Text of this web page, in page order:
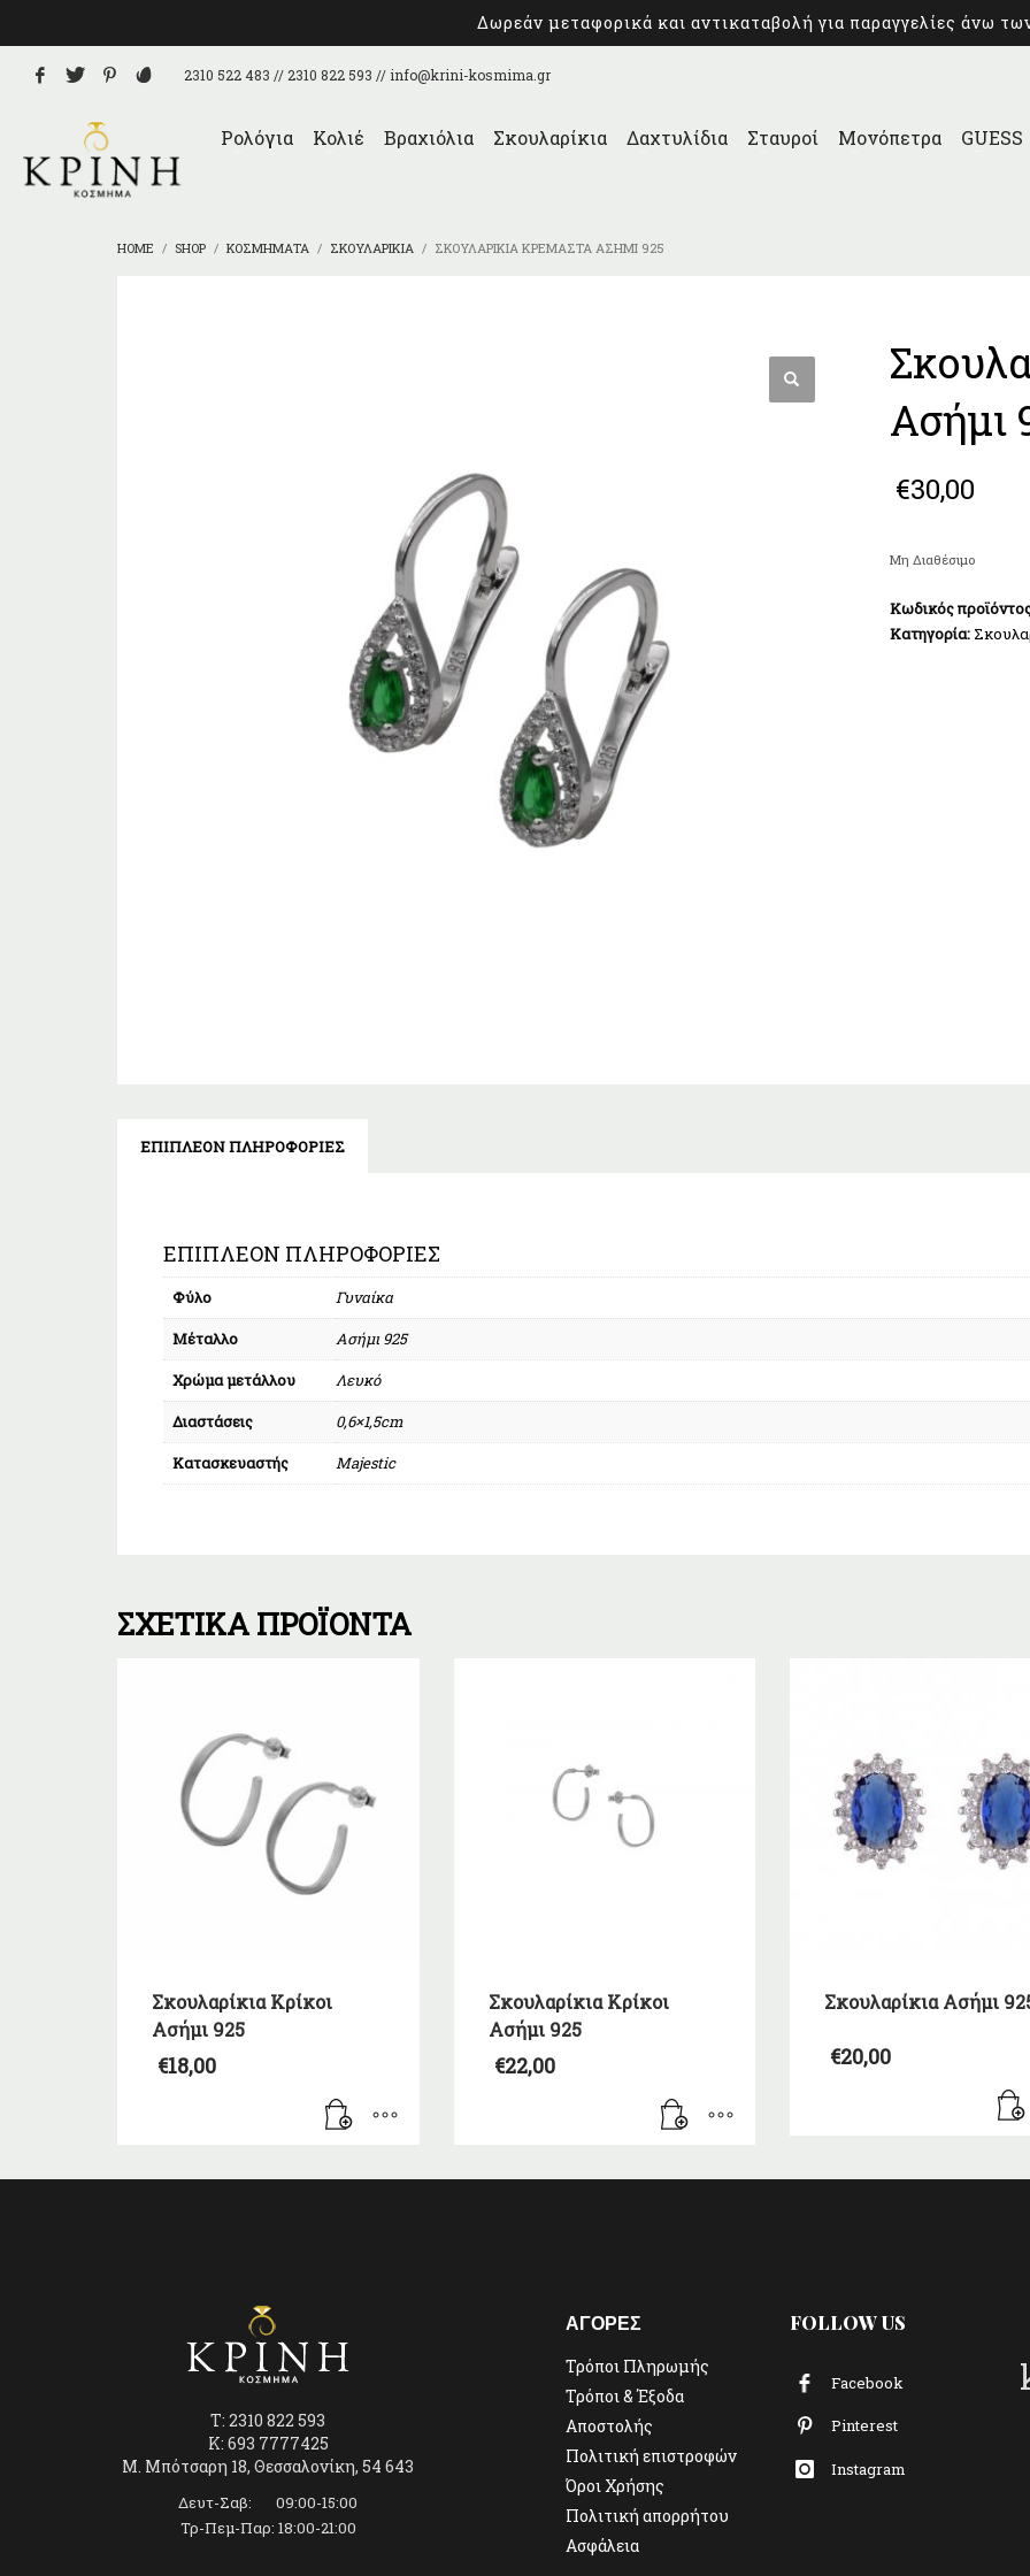
Δωρεάν μεταφορικά και αντικαταβολή για παραγγελίες άνω
2310 522 483 // 2310 822 593 // info@krini-kosmima.gr
Ρολόγια Κολιέ Βραχιόλια Σκουλαρίκια Δαχτυλίδια Σταυροί Μονόπετρα GUESS
HOME SHOP ΚΟΣΜΉΜΑΤΑ ΣΚΟΥΛΑΡΊΚΙΑ ΣΚΟΥΛΑΡΊΚΙΑ ΚΡΕΜΑΣΤΆ ΑΣΉΜΙ 925
Ασήμι
€30,00
Μη Διαθέσιμο
Κωδικός
Κατηγορία:
ΕΠΙΠΛΈΟΝ ΠΛΗΡΟΦΟΡΊΕΣ
ΕΠΙΠΛΈΟΝ ΠΛΗΡΟΦΟΡΊΕΣ
Φύλο
Γυναίκα
Μέταλλο
Ασήμι 925
Χρώμα μετάλλου
Λευκό
Διαστάσεις
0,6×1,5cm
Κατασκευαστής
Majestic
ΣΧΕΤΙΚΆ ΠΡΟΪΌΝΤΑ
Σκουλαρίκια Κρίκοι
Ασήμι 925
€18,00
Σκουλαρίκια Κρίκοι
Ασήμι 925
€22,00
Σκουλαρίκια Ασήμι
€20,00
T: 2310 822 593
K: 693 7777425
Μ. Μπότσαρη 18, Θεσσαλονίκη, 54 643
Δευτ-Σαβ: 09:00-15:00
Τρ-Πεμ-Παρ: 18:00-21:00
ΑΓΟΡΕΣ
Τρόποι Πληρωμής
Τρόποι & Έξοδα
Αποστολής
Πολιτική επιστροφών
Όροι Χρήσης
Πολιτική απορρήτου
Ασφάλεια
FOLLOW US
Facebook
Pinterest
Instagram